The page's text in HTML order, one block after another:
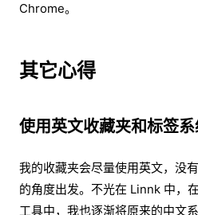
Chrome。
其它心得
使用英文收藏夹和标签
我的收藏夹会尽量使用英文，没
的角度出发。不光在 Linnk 中，
工具中，我也逐渐将原来的中文